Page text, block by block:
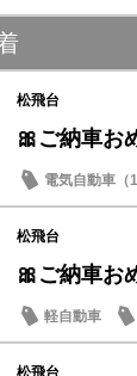
松飛台
🎀ご納車お
電気自動車（
松飛台
🎀ご納車お
軽自動車